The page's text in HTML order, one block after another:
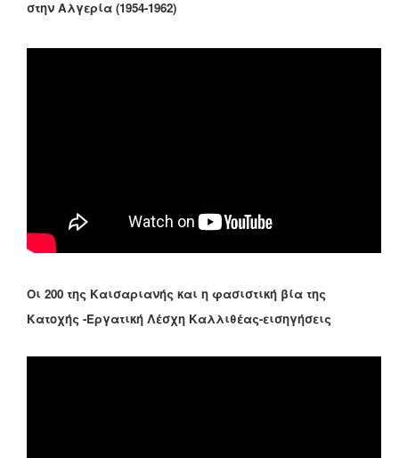
στην Αλγερία (1954-1962)
Οι 200 της Καισαριανής και η φασιστική βία της
Κατοχής -Εργατική Λέσχη Καλλιθέας-εισηγήσεις